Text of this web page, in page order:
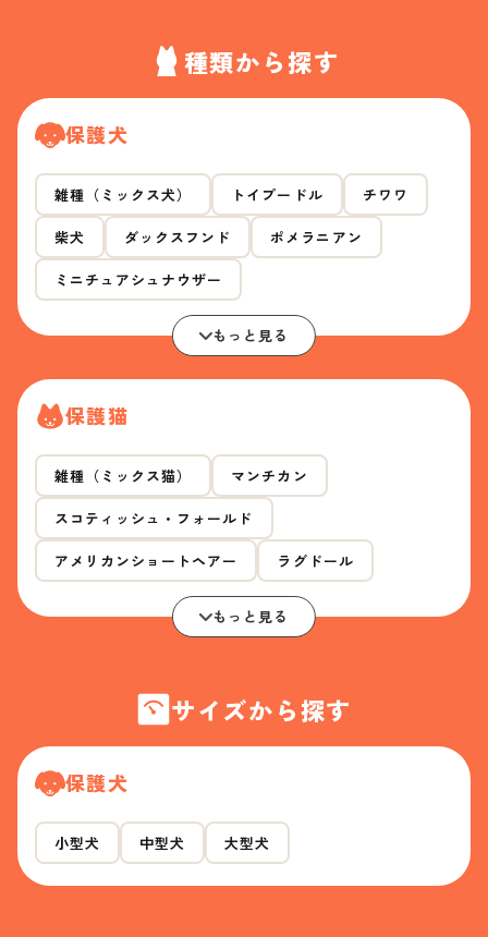
種類から探す
保護犬
雑種（ミックス犬） トイプードル チワワ
柴犬 ダックスフンド ポメラニアン
ミニチュアシュナウザー
もっと見る
保護猫
雑種（ミックス猫） マンチカン
スコティッシュ・フォールド
アメリカンショートヘアー ラグドール
もっと見る
サイズから探す
保護犬
小型犬 中型犬 大型犬